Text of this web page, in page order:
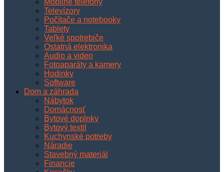
Mobilné telefóny
Televízory
Počítače a notebooky
Tablety
Veľké spotrebiče
Ostatná elektronika
Audio a video
Fotoaparáty a kamery
Hodinky
Software
Dom a záhrada
Nábytok
Domácnosť
Bytové doplnky
Bytový textil
Kuchynské potreby
Náradie
Stavebný materiál
Financie